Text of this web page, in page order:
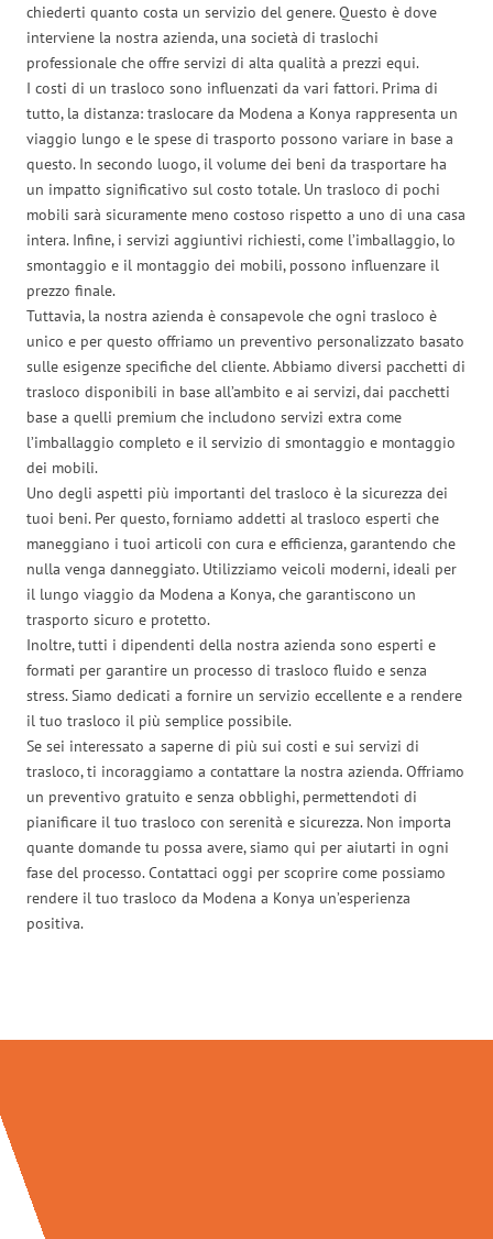
chiederti quanto costa un servizio del genere. Questo è dove
interviene la nostra azienda, una società di traslochi
professionale che offre servizi di alta qualità a prezzi equi.
I costi di un trasloco sono influenzati da vari fattori. Prima di
tutto, la distanza: traslocare da Modena a Konya rappresenta un
viaggio lungo e le spese di trasporto possono variare in base a
questo. In secondo luogo, il volume dei beni da trasportare ha
un impatto significativo sul costo totale. Un trasloco di pochi
mobili sarà sicuramente meno costoso rispetto a uno di una casa
intera. Infine, i servizi aggiuntivi richiesti, come l’imballaggio, lo
smontaggio e il montaggio dei mobili, possono influenzare il
prezzo finale.
Tuttavia, la nostra azienda è consapevole che ogni trasloco è
unico e per questo offriamo un preventivo personalizzato basato
sulle esigenze specifiche del cliente. Abbiamo diversi pacchetti di
trasloco disponibili in base all’ambito e ai servizi, dai pacchetti
base a quelli premium che includono servizi extra come
l’imballaggio completo e il servizio di smontaggio e montaggio
dei mobili.
Uno degli aspetti più importanti del trasloco è la sicurezza dei
tuoi beni. Per questo, forniamo addetti al trasloco esperti che
maneggiano i tuoi articoli con cura e efficienza, garantendo che
nulla venga danneggiato. Utilizziamo veicoli moderni, ideali per
il lungo viaggio da Modena a Konya, che garantiscono un
trasporto sicuro e protetto.
Inoltre, tutti i dipendenti della nostra azienda sono esperti e
formati per garantire un processo di trasloco fluido e senza
stress. Siamo dedicati a fornire un servizio eccellente e a rendere
il tuo trasloco il più semplice possibile.
Se sei interessato a saperne di più sui costi e sui servizi di
trasloco, ti incoraggiamo a contattare la nostra azienda. Offriamo
un preventivo gratuito e senza obblighi, permettendoti di
pianificare il tuo trasloco con serenità e sicurezza. Non importa
quante domande tu possa avere, siamo qui per aiutarti in ogni
fase del processo. Contattaci oggi per scoprire come possiamo
rendere il tuo trasloco da Modena a Konya un’esperienza
positiva.